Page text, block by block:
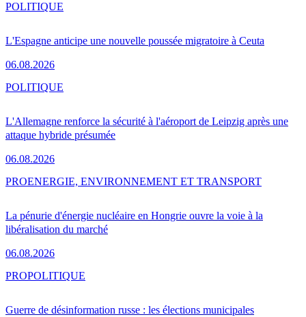
L'Espagne anticipe une nouvelle poussée migratoire à Ceuta
06.08.2026
POLITIQUE
L'Allemagne renforce la sécurité à l'aéroport de Leipzig après une
attaque hybride présumée
06.08.2026
POLITIQUE
La pénurie d'énergie nucléaire en Hongrie ouvre la voie à la
libéralisation du marché
06.08.2026
PROENERGIE, ENVIRONNEMENT ET TRANSPORT
Guerre de désinformation russe : les élections municipales
PROPOLITIQUE